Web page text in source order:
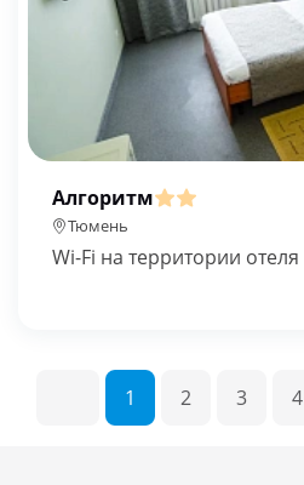
Алгоритм
Тюмень
Wi-Fi на территории отеля
1 2 3 4